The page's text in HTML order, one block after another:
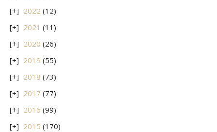
2022 (12)
2021 (11)
2020 (26)
2019 (55)
2018 (73)
2017 (77)
2016 (99)
2015 (170)